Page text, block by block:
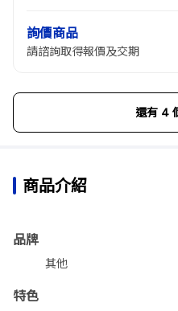
詢價商品
請諮詢取得報價及交期
還有 4
商品介紹
品牌
其他
特色